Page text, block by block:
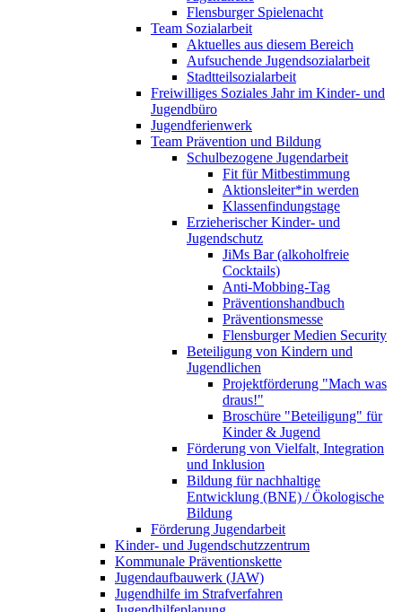
Flensburger Spielenacht
Team Sozialarbeit
Aktuelles aus diesem Bereich
Aufsuchende Jugendsozialarbeit
Stadtteilsozialarbeit
Freiwilliges Soziales Jahr im Kinder- und
Jugendbüro
Jugendferienwerk
Team Prävention und Bildung
Schulbezogene Jugendarbeit
Fit für Mitbestimmung
Aktionsleiter*in werden
Klassenfindungstage
Erzieherischer Kinder- und
Jugendschutz
JiMs Bar (alkoholfreie
Cocktails)
Anti-Mobbing-Tag
Präventionshandbuch
Präventionsmesse
Flensburger Medien Security
Beteiligung von Kindern und
Jugendlichen
Projektförderung "Mach was
draus!"
Broschüre "Beteiligung" für
Kinder & Jugend
Förderung von Vielfalt, Integration
und Inklusion
Bildung für nachhaltige
Entwicklung (BNE) / Ökologische
Bildung
Förderung Jugendarbeit
Kinder- und Jugendschutzzentrum
Kommunale Präventionskette
Jugendaufbauwerk (JAW)
Jugendhilfe im Strafverfahren